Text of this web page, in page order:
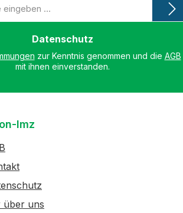
Datenschutz
zur Kenntnis genommen und die AGB
mit ihnen einverstanden.
lmz
über uns